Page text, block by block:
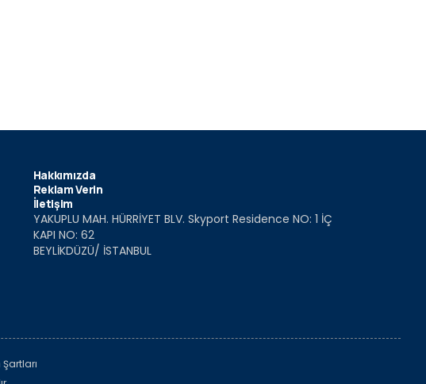
Hakkımızda
Reklam Verin
İletişim
YAKUPLU MAH. HÜRRİYET BLV. Skyport Residence NO: 1 İÇ
KAPI NO: 62
BEYLİKDÜZÜ/ İSTANBUL